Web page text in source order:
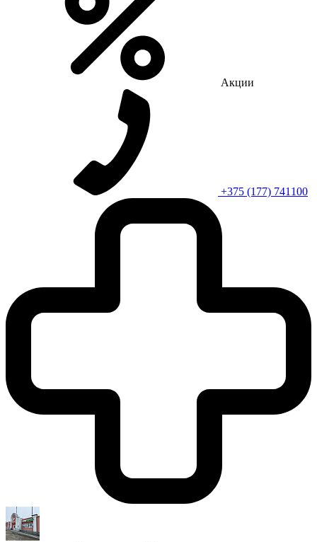
Акции
+375 (177) 741100